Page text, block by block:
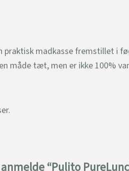
praktisk madkasse fremstillet i
måde tæt, men er ikke 100%
“Pulito